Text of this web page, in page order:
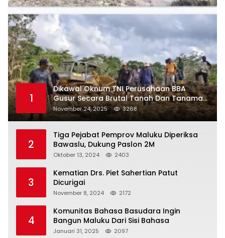
1
Dikawal Oknum TNI Perusahaan BBA
Gusur Secara Brutal Tanah Dan Tanaman
Warga, Akademisi Unpatti Minta Pangdam
Tertibkan Anggotanya
November 24, 2025 3268
2
Tiga Pejabat Pemprov Maluku Diperiksa
Bawaslu, Dukung Paslon 2M
Oktober 13, 2024 2403
3
Kematian Drs. Piet Sahertian Patut
Dicurigai
November 8, 2024 2172
4
Komunitas Bahasa Basudara Ingin
Bangun Maluku Dari Sisi Bahasa
Januari 31, 2025 2097